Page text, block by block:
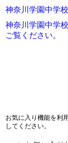
神奈川学園中学
神奈川学園中学
ご覧ください。
お気に入り機能を利
してください。